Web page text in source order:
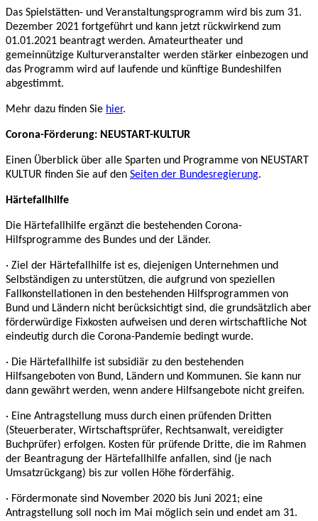
Das Spielstätten- und Veranstaltungsprogramm wird bis zum 31.
Dezember 2021 fortgeführt und kann jetzt rückwirkend zum
01.01.2021 beantragt werden. Amateurtheater und
gemeinnützige Kulturveranstalter werden stärker einbezogen und
das Programm wird auf laufende und künftige Bundeshilfen
abgestimmt.
Mehr dazu finden Sie hier.
Corona-Förderung: NEUSTART-KULTUR
Einen Überblick über alle Sparten und Programme von NEUSTART
KULTUR finden Sie auf den Seiten der Bundesregierung.
Härtefallhilfe
Die Härtefallhilfe ergänzt die bestehenden Corona-
Hilfsprogramme des Bundes und der Länder.
· Ziel der Härtefallhilfe ist es, diejenigen Unternehmen und
Selbständigen zu unterstützen, die aufgrund von speziellen
Fallkonstellationen in den bestehenden Hilfsprogrammen von
Bund und Ländern nicht berücksichtigt sind, die grundsätzlich aber
förderwürdige Fixkosten aufweisen und deren wirtschaftliche Not
eindeutig durch die Corona-Pandemie bedingt wurde.
· Die Härtefallhilfe ist subsidiär zu den bestehenden
Hilfsangeboten von Bund, Ländern und Kommunen. Sie kann nur
dann gewährt werden, wenn andere Hilfsangebote nicht greifen.
· Eine Antragstellung muss durch einen prüfenden Dritten
(Steuerberater, Wirtschaftsprüfer, Rechtsanwalt, vereidigter
Buchprüfer) erfolgen. Kosten für prüfende Dritte, die im Rahmen
der Beantragung der Härtefallhilfe anfallen, sind (je nach
Umsatzrückgang) bis zur vollen Höhe förderfähig.
· Fördermonate sind November 2020 bis Juni 2021; eine
Antragstellung soll noch im Mai möglich sein und endet am 31.